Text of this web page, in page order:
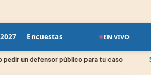
Encuestas EN VIVO
público para tu caso Sin